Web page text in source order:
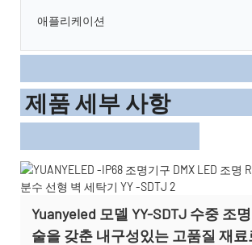
애플리케이션
제품 세부
Yuanyeled 모델 YY-SDTJ 수중 조
술을 갖춘 내구성있는 고품질 재료